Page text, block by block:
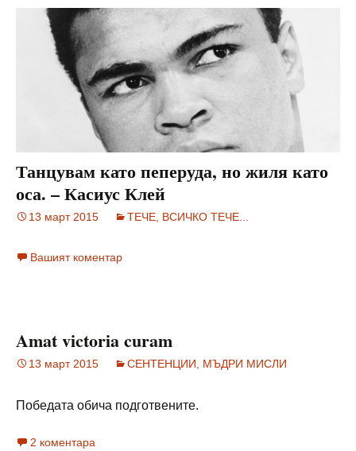
Танцувам като пеперуда, но жиля като
оса. – Касиус Клей
13 март 2015 ТЕЧЕ, ВСИЧКО ТЕЧЕ...
Вашият коментар
Amat victoria curam
13 март 2015 СЕНТЕНЦИИ, МЪДРИ МИСЛИ
Победата обича подготвените.
2 коментара